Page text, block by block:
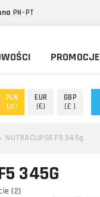
PN-PT
PROMOCJE
PLN
(zł)
EUR
(€)
GBP
(£ )
NUTRACLIPSE F5 345g
345G
(2)